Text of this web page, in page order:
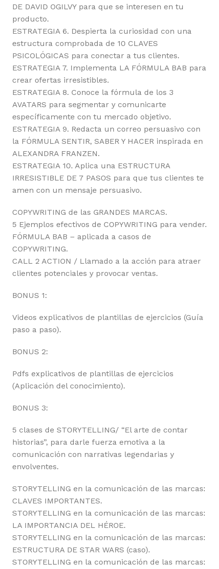
DE DAVID OGILVY para que se interesen en tu
producto.
ESTRATEGIA 6. Despierta la curiosidad con una
estructura comprobada de 10 CLAVES
PSICOLÓGICAS para conectar a tus clientes.
ESTRATEGIA 7. Implementa LA FÓRMULA BAB para
crear ofertas irresistibles.
ESTRATEGIA 8. Conoce la fórmula de los 3
AVATARS para segmentar y comunicarte
específicamente con tu mercado objetivo.
ESTRATEGIA 9. Redacta un correo persuasivo con
la FÓRMULA SENTIR, SABER Y HACER inspirada en
ALEXANDRA FRANZEN.
ESTRATEGIA 10. Aplica una ESTRUCTURA
IRRESISTIBLE DE 7 PASOS para que tus clientes te
amen con un mensaje persuasivo.
COPYWRITING de las GRANDES MARCAS.
5 Ejemplos efectivos de COPYWRITING para vender.
FÓRMULA BAB – aplicada a casos de
COPYWRITING.
CALL 2 ACTION / Llamado a la acción para atraer
clientes potenciales y provocar ventas.
BONUS 1:
Videos explicativos de plantillas de ejercicios (Guía
paso a paso).
BONUS 2:
Pdfs explicativos de plantillas de ejercicios
(Aplicación del conocimiento).
BONUS 3:
5 clases de STORYTELLING/ “El arte de contar
historias”, para darle fuerza emotiva a la
comunicación con narrativas legendarias y
envolventes.
STORYTELLING en la comunicación de las marcas:
CLAVES IMPORTANTES.
STORYTELLING en la comunicación de las marcas:
LA IMPORTANCIA DEL HÉROE.
STORYTELLING en la comunicación de las marcas:
ESTRUCTURA DE STAR WARS (caso).
STORYTELLING en la comunicación de las marcas: